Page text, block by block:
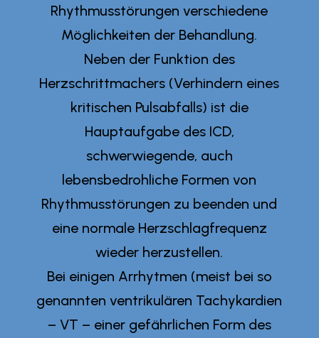
Rhythmusstörungen verschiedene
Möglichkeiten der Behandlung.
Neben der Funktion des
Herzschrittmachers (Verhindern eines
kritischen Pulsabfalls) ist die
Hauptaufgabe des ICD,
schwerwiegende, auch
lebensbedrohliche Formen von
Rhythmusstörungen zu beenden und
eine normale Herzschlagfrequenz
wieder herzustellen.
Bei einigen Arrhytmen (meist bei so
genannten ventrikulären Tachykardien
– VT – einer gefährlichen Form des